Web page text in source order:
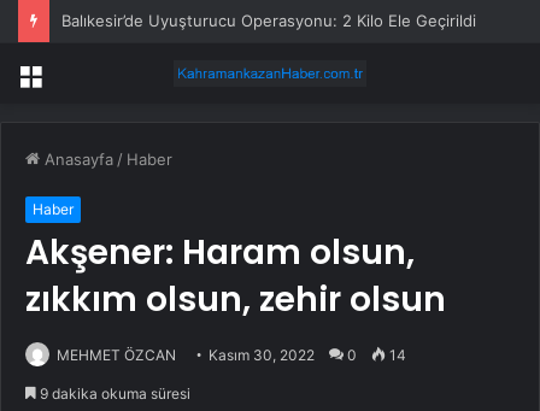
Böcek’in ev hapsi kararında kamu zararı taahhüdü etkili
Menü
Anasayfa / Haber
Haber
Akşener: Haram olsun,
zıkkım olsun, zehir olsun
MEHMET ÖZCAN Kasım 30, 2022 0 14
9 dakika okuma süresi